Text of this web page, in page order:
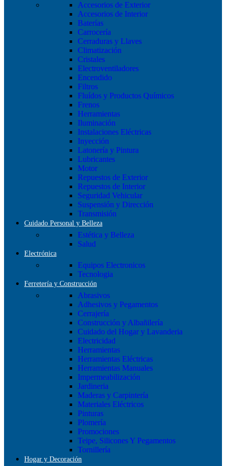
Accesorios de Exterior
Accesorios de Interior
Baterías
Carrocería
Cerraduras y Llaves
Climatización
Cristales
Electroventiladores
Encendido
Filtros
Fluídos y Productos Químicos
Frenos
Herramientas
Iluminación
Instalaciones Eléctricas
Inyección
Latonería y Pintura
Lubricantes
Motor
Repuestos de Exterior
Repuestos de Interior
Seguridad Vehicular
Suspensión y Dirección
Transmisión
Cuidado Personal y Belleza
Estética y Belleza
Salud
Electrónica
Equipos Electronicos
Tecnologia
Ferretería y Construcción
Abrasivos
Adhesivos y Pegamentos
Cerrajería
Construcción y Albañilería
Cuidado del Hogar y Lavanderia
Electricidad
Herramientas
Herramientas Eléctricas
Herramientas Manuales
Impermeabilización
Jardineria
Maderas y Carpintería
Materiales Eléctricos
Pinturas
Plomería
Promociones
Teipe, Silicones Y Pegamentos
Tornillería
Hogar y Decoración